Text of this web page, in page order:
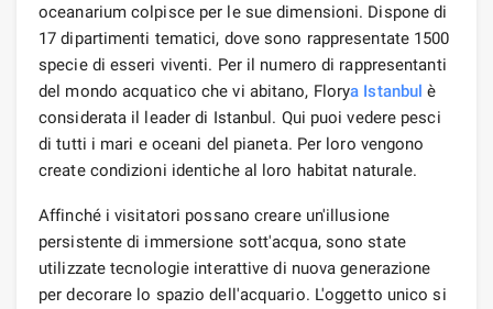
oceanarium colpisce per le sue dimensioni. Dispone di
17 dipartimenti tematici, dove sono rappresentate 1500
specie di esseri viventi. Per il numero di rappresentanti
del mondo acquatico che vi abitano, Florya Istanbul è
considerata il leader di Istanbul. Qui puoi vedere pesci
di tutti i mari e oceani del pianeta. Per loro vengono
create condizioni identiche al loro habitat naturale.
Affinché i visitatori possano creare un'illusione
persistente di immersione sott'acqua, sono state
utilizzate tecnologie interattive di nuova generazione
per decorare lo spazio dell'acquario. L'oggetto unico si